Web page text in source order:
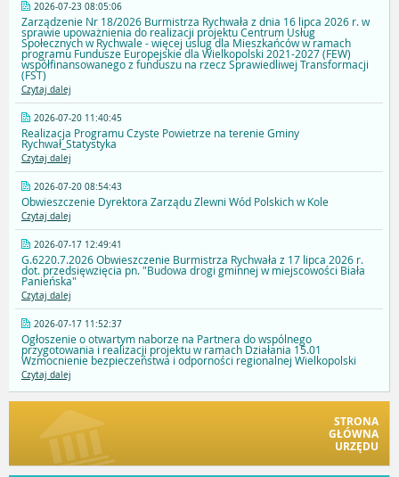
2026-07-23 08:05:06
Zarządzenie Nr 18/2026 Burmistrza Rychwała z dnia 16 lipca 2026 r. w
sprawie upoważnienia do realizacji projektu Centrum Usług
Społecznych w Rychwale - więcej uslug dla Mieszkańców w ramach
programu Fundusze Europejskie dla Wielkopolski 2021-2027 (FEW)
współfinansowanego z funduszu na rzecz Sprawiedliwej Transformacji
(FST)
Czytaj dalej
2026-07-20 11:40:45
Realizacja Programu Czyste Powietrze na terenie Gminy
Rychwał_Statystyka
Czytaj dalej
2026-07-20 08:54:43
Obwieszczenie Dyrektora Zarządu Zlewni Wód Polskich w Kole
Czytaj dalej
2026-07-17 12:49:41
G.6220.7.2026 Obwieszczenie Burmistrza Rychwała z 17 lipca 2026 r.
dot. przedsięwzięcia pn. "Budowa drogi gminnej w miejscowości Biała
Panieńska"
Czytaj dalej
2026-07-17 11:52:37
Ogłoszenie o otwartym naborze na Partnera do wspólnego
przygotowania i realizacji projektu w ramach Działania 15.01
Wzmocnienie bezpieczeństwa i odporności regionalnej Wielkopolski
Czytaj dalej
STRONA
GŁÓWNA
URZĘDU